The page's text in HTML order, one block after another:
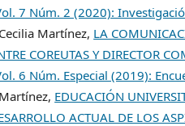
7 Núm. 2 (2020):
Martínez, LA
COREUTAS Y DIRECTOR
6 Núm. Especial (2019):
EDUCACIÓN
ACTUAL DE LOS